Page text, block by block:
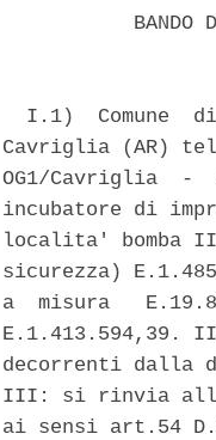
BANDO
I.1)  Comune
Cavriglia (AR)
OG1/Cavriglia  -
incubatore di
localita' bomba
sicurezza)
a  misura
E.1.413.594,39.
decorrenti dalla
III: si rinvia alla
ai sensi art.54